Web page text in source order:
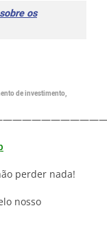
os
de investimento,
perder nada!
nosso